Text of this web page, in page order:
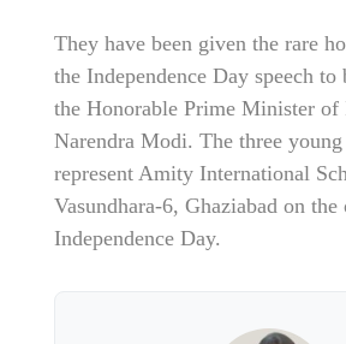
They have been given the rare
the Independence Day speech
the Honorable Prime Minister
Narendra Modi. The three
represent Amity International
Vasundhara-6, Ghaziabad on the
Independence Day.